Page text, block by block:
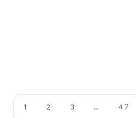
1 2 3 … 47